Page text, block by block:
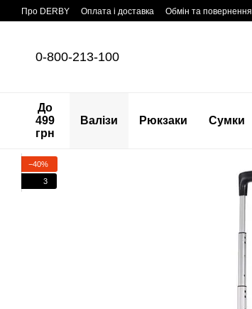
Перейти до основного контенту
Про DERBY Оплата і доставка Обмін та повернення
0-800-213-100
До
499
грн
Валізи Рюкзаки Сумки
−40%
3